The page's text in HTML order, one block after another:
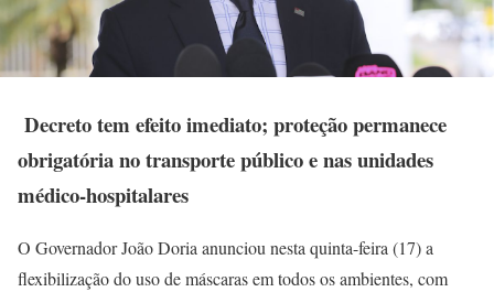
Decreto tem efeito imediato; proteção permanece
obrigatória no transporte público e nas unidades
médico-hospitalares
O Governador João Doria anunciou nesta quinta-feira (17) a
flexibilização do uso de máscaras em todos os ambientes, com